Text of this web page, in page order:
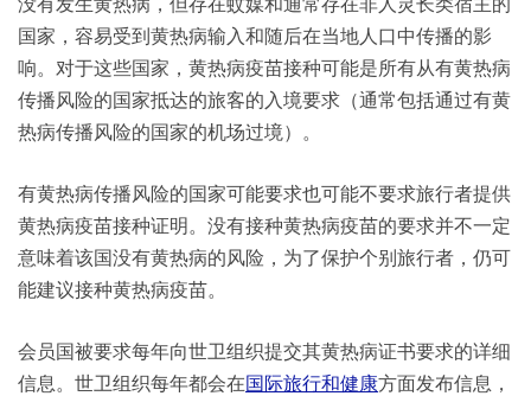
国家，容易受到黄热病输入和随后在当地人口中传播的影
响。对于这些国家，黄热病疫苗接种可能是所有从有黄热病
传播风险的国家抵达的旅客的入境要求（通常包括通过有黄
热病传播风险的国家的机场过境）。
有黄热病传播风险的国家可能要求也可能不要求旅行者提供
黄热病疫苗接种证明。没有接种黄热病疫苗的要求并不一定
意味着该国没有黄热病的风险，为了保护个别旅行者，仍可
能建议接种黄热病疫苗。
会员国被要求每年向世卫组织提交其黄热病证书要求的详细
信息。世卫组织每年都会在国际旅行和健康方面发布信息，